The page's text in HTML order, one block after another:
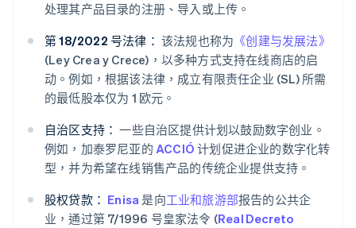
处理其产品目录的注册、导入或上传。
第 18/2022 号法律： 该法规也称为 《创建与发展法》
(Ley Crea y Crece)，以多种方式支持在线商店的启
动。例如，根据该法律，成立有限责任企业 (SL) 所需
的最低股本仅为 1 欧元。
自治区支持： 一些自治区提供计划以鼓励数字创业。
例如，加泰罗尼亚的 ACCIÓ 计划促进企业的数字化转
型，并为希望在线销售产品的传统企业提供支持。
股权贷款： Enisa 是向工业和旅游部报告的公共企
业，通过第 7/1996 号皇家法令 (Real Decreto